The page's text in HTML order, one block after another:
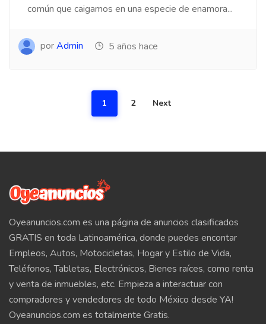
común que caigamos en una especie de enamora...
porAdmin 5 años hace
1 2 Next
Oyeanuncios.com es una página de anuncios clasificados
GRATIS en toda Latinoamérica, donde puedes encontar
Empleos, Autos, Motocicletas, Hogar y Estilo de Vida,
Teléfonos, Tabletas, Electrónicos, Bienes raíces, como renta
y venta de inmuebles, etc. Empieza a interactuar con
compradores y vendedores de todo México desde YA!
Oyeanuncios.com es totalmente Gratis.